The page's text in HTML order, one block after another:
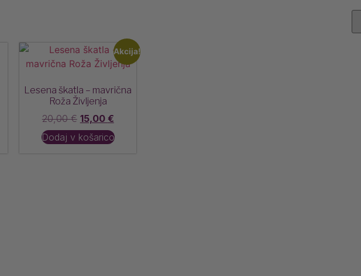
Akcija!
Lesena škatla – mavrična
Roža Življenja
20,00€ 15,00 €
Dodaj v košarico